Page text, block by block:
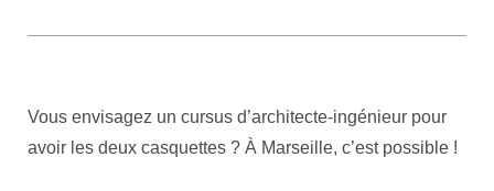
Vous envisagez un cursus d’architecte-ingénieur pour
avoir les deux casquettes ? À Marseille, c’est possible !